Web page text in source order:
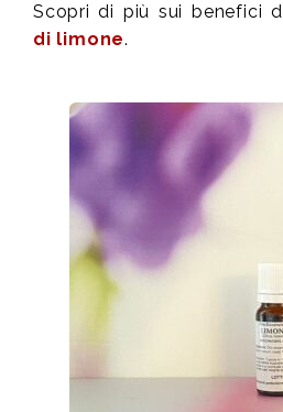
Scopri di più sui benefici
di limone.